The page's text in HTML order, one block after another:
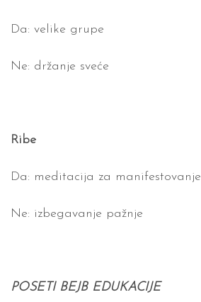
Da: velike grupe
Ne: držanje sveće
Ribe
Da: meditacija za manifestovanje
Ne: izbegavanje pažnje
POSETI BEJB EDUKACIJE